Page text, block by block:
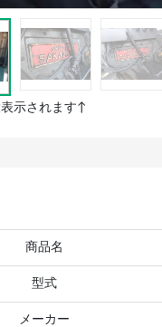
示されます↑
商品名
型式
メーカー